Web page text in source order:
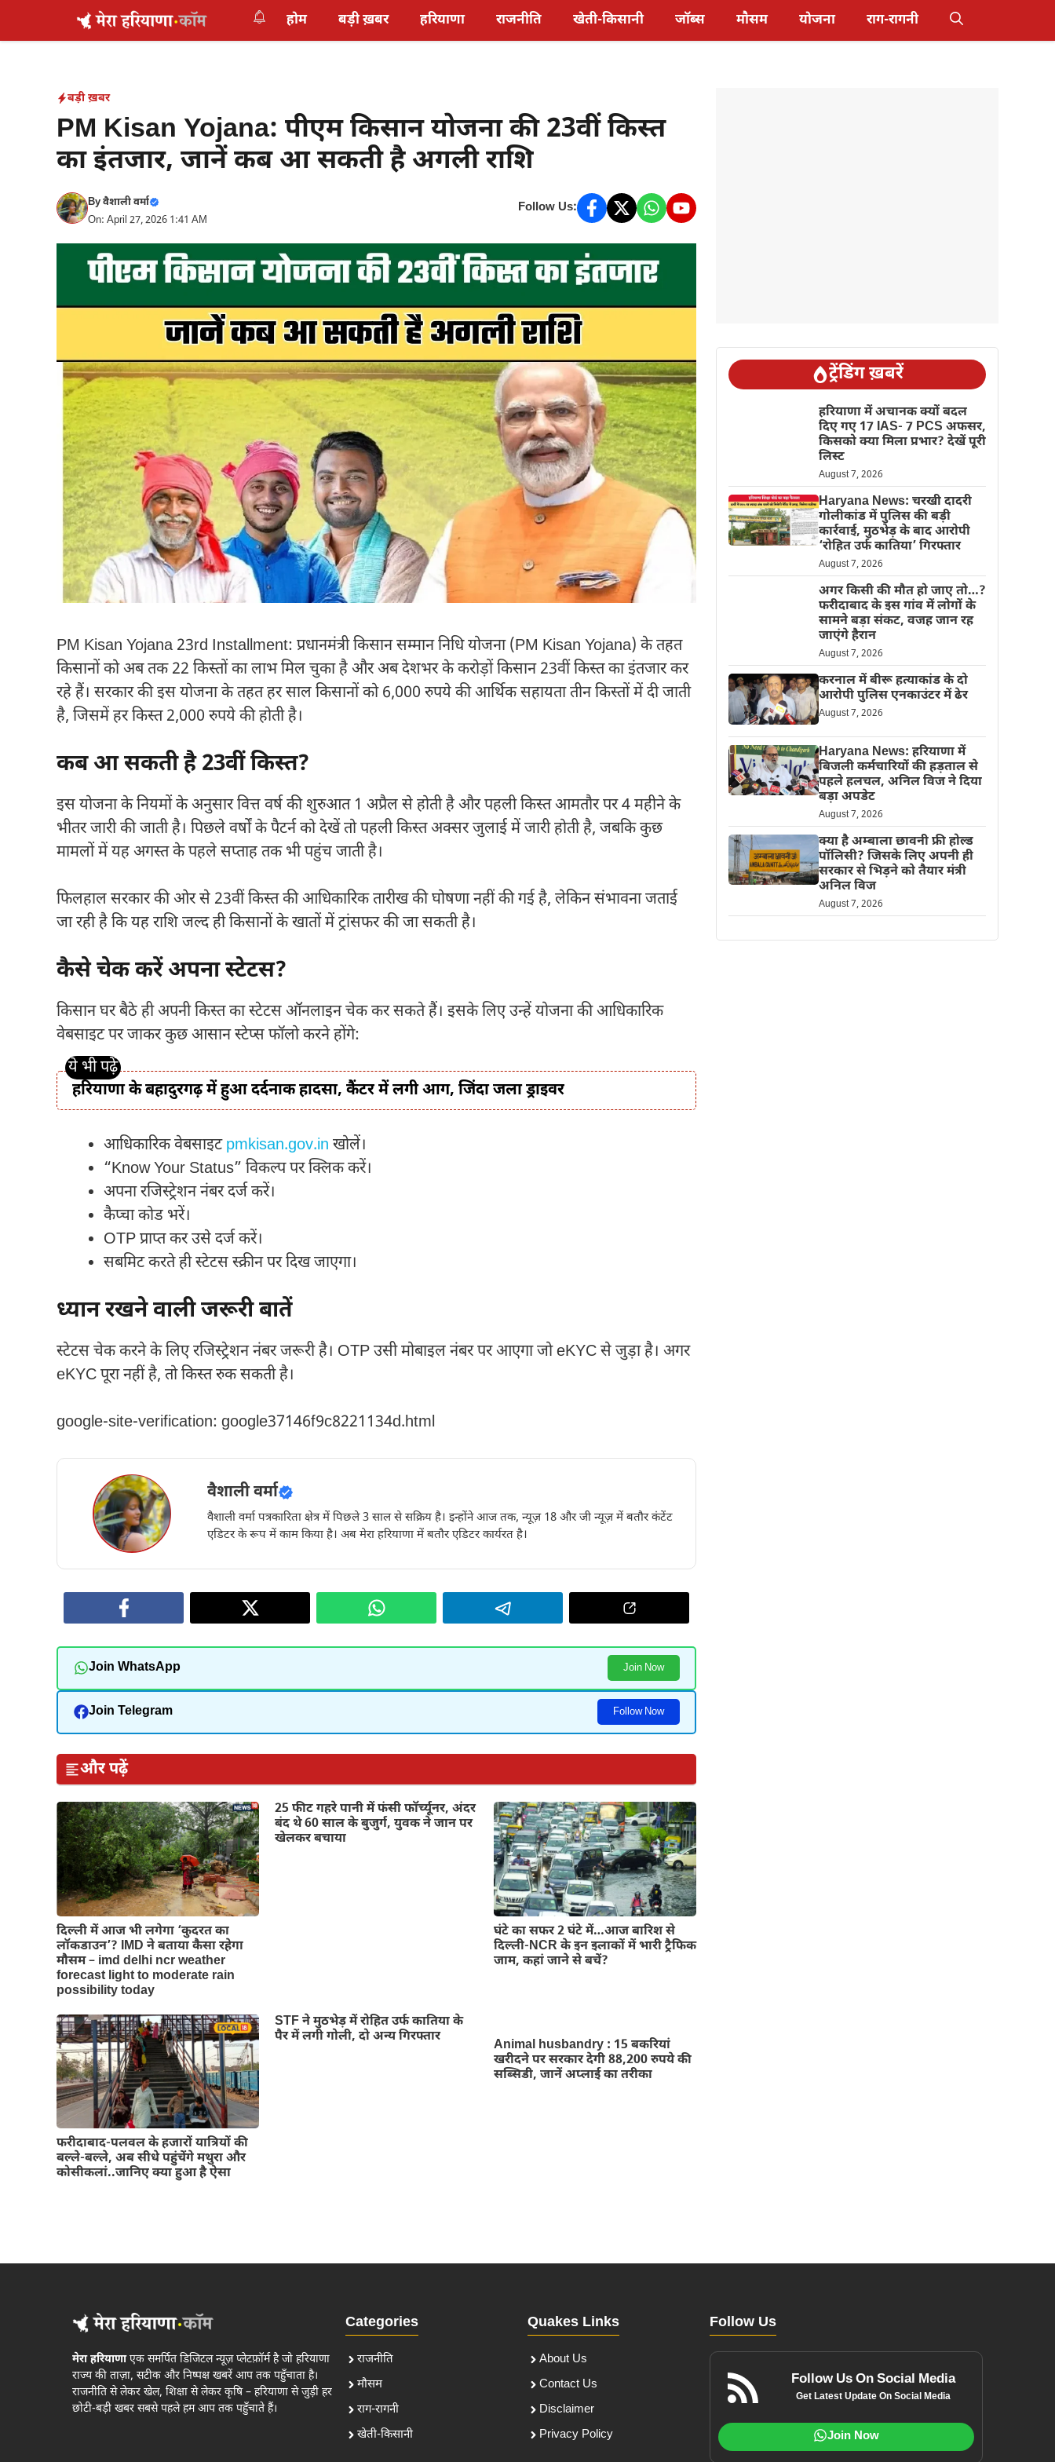
होम बड़ी ख़बर हरियाणा राजनीति खेती-किसानी जॉब्स मौसम योजना राग-रागनी
बड़ी ख़बर
PM Kisan Yojana: पीएम किसान योजना की 23वीं किस्त
का इंतजार, जानें कब आ सकती है अगली राशि
Byवैशाली वर्मा
On: April 27, 2026 1:41 AM
Follow Us:
PM Kisan Yojana 23rd Installment: प्रधानमंत्री किसान सम्मान निधि योजना (PM Kisan Yojana) के तहत
किसानों को अब तक 22 किस्तों का लाभ मिल चुका है और अब देशभर के करोड़ों किसान 23वीं किस्त का इंतजार कर
रहे हैं। सरकार की इस योजना के तहत हर साल किसानों को 6,000 रुपये की आर्थिक सहायता तीन किस्तों में दी जाती
है, जिसमें हर किस्त 2,000 रुपये की होती है।
कब आ सकती है 23वीं किस्त?
इस योजना के नियमों के अनुसार वित्त वर्ष की शुरुआत 1 अप्रैल से होती है और पहली किस्त आमतौर पर 4 महीने के
भीतर जारी की जाती है। पिछले वर्षों के पैटर्न को देखें तो पहली किस्त अक्सर जुलाई में जारी होती है, जबकि कुछ
मामलों में यह अगस्त के पहले सप्ताह तक भी पहुंच जाती है।
फिलहाल सरकार की ओर से 23वीं किस्त की आधिकारिक तारीख की घोषणा नहीं की गई है, लेकिन संभावना जताई
जा रही है कि यह राशि जल्द ही किसानों के खातों में ट्रांसफर की जा सकती है।
कैसे चेक करें अपना स्टेटस?
किसान घर बैठे ही अपनी किस्त का स्टेटस ऑनलाइन चेक कर सकते हैं। इसके लिए उन्हें योजना की आधिकारिक
वेबसाइट पर जाकर कुछ आसान स्टेप्स फॉलो करने होंगे:
हरियाणा के बहादुरगढ़ में हुआ दर्दनाक हादसा, कैंटर में लगी आग, जिंदा जला ड्राइवर
आधिकारिक वेबसाइटpmkisan.gov.in खोलें।
“Know Your Status” विकल्प पर क्लिक करें।
अपना रजिस्ट्रेशन नंबर दर्ज करें।
कैप्चा कोड भरें।
OTP प्राप्त कर उसे दर्ज करें।
सबमिट करते ही स्टेटस स्क्रीन पर दिख जाएगा।
ध्यान रखने वाली जरूरी बातें
स्टेटस चेक करने के लिए रजिस्ट्रेशन नंबर जरूरी है। OTP उसी मोबाइल नंबर पर आएगा जो eKYC से जुड़ा है। अगर
eKYC पूरा नहीं है, तो किस्त रुक सकती है।
google-site-verification: google37146f9c8221134d.html
वैशाली वर्मा
वैशाली वर्मा पत्रकारिता क्षेत्र में पिछले 3 साल से सक्रिय है। इन्होंने आज तक, न्यूज़ 18 और जी न्यूज़ में बतौर कंटेंट
एडिटर के रूप में काम किया है। अब मेरा हरियाणा में बतौर एडिटर कार्यरत है।
Join WhatsApp Join Now
Join Telegram Follow Now
और पढ़ें
दिल्‍ली में आज भी लगेगा ‘कुदरत का
लॉकडाउन’? IMD ने बताया कैसा रहेगा
मौसम – imd delhi ncr weather
forecast light to moderate rain
possibility today
25 फीट गहरे पानी में फंसी फॉर्च्यूनर, अंदर
बंद थे 60 साल के बुजुर्ग, युवक ने जान पर
खेलकर बचाया
घंटे का सफर 2 घंटे में…आज बारिश से
दिल्ली-NCR के इन इलाकों में भारी ट्रैफिक
जाम, कहां जाने से बचें?
फरीदाबाद-पलवल के हजारों यात्रियों की
बल्ले-बल्ले, अब सीधे पहुंचेंगे मथुरा और
कोसीकलां..जानिए क्या हुआ है ऐसा
STF ने मुठभेड़ में रोहित उर्फ कातिया के
पैर में लगी गोली, दो अन्य गिरफ्तार
Animal husbandry : 15 बकरियां
खरीदने पर सरकार देगी 88,200 रुपये की
सब्सिडी, जानें अप्लाई का तरीका
ट्रेंडिंग ख़बरें
हरियाणा में अचानक क्यों बदल
दिए गए 17 IAS- 7 PCS अफसर,
किसको क्या मिला प्रभार? देखें पूरी
लिस्ट
August 7, 2026
Haryana News: चरखी दादरी
गोलीकांड में पुलिस की बड़ी
कार्रवाई, मुठभेड़ के बाद आरोपी
‘रोहित उर्फ कातिया’ गिरफ्तार
August 7, 2026
अगर किसी की मौत हो जाए तो…?
फरीदाबाद के इस गांव में लोगों के
सामने बड़ा संकट, वजह जान रह
जाएंगे हैरान
August 7, 2026
करनाल में बीरू हत्याकांड के दो
आरोपी पुलिस एनकाउंटर में ढेर
August 7, 2026
Haryana News: हरियाणा में
बिजली कर्मचारियों की हड़ताल से
पहले हलचल, अनिल विज ने दिया
बड़ा अपडेट
August 7, 2026
क्या है अम्बाला छावनी फ्री होल्ड
पॉलिसी? जिसके लिए अपनी ही
सरकार से भिड़ने को तैयार मंत्री
अनिल विज
August 7, 2026
मेरा हरियाणाएक समर्पित डिजिटल न्यूज़ प्लेटफ़ॉर्म है जो हरियाणा
राज्य की ताज़ा, सटीक और निष्पक्ष खबरें आप तक पहुँचाता है।
राजनीति से लेकर खेल, शिक्षा से लेकर कृषि – हरियाणा से जुड़ी हर
छोटी-बड़ी खबर सबसे पहले हम आप तक पहुँचाते हैं।
Categories
राजनीति
मौसम
राग-रागनी
खेती-किसानी
Quakes Links
About Us
Contact Us
Disclaimer
Privacy Policy
Follow Us
Follow Us On Social Media
Get Latest Update On Social Media
Join Now